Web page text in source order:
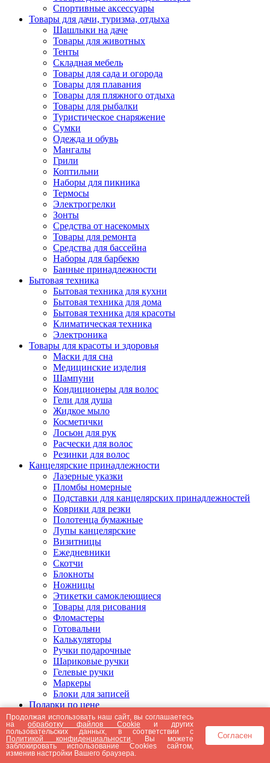
Спортивные аксессуары
Товары для дачи, туризма, отдыха
Шашлыки на даче
Товары для животных
Тенты
Складная мебель
Товары для сада и огорода
Товары для плавания
Товары для пляжного отдыха
Товары для рыбалки
Туристическое снаряжение
Сумки
Одежда и обувь
Мангалы
Грили
Коптильни
Наборы для пикника
Термосы
Электрогрелки
Зонты
Средства от насекомых
Товары для ремонта
Средства для бассейна
Наборы для барбекю
Банные принадлежности
Бытовая техника
Бытовая техника для кухни
Бытовая техника для дома
Бытовая техника для красоты
Климатическая техника
Электроника
Товары для красоты и здоровья
Маски для сна
Медицинские изделия
Шампуни
Кондиционеры для волос
Гели для душа
Жидкое мыло
Косметички
Лосьон для рук
Расчески для волос
Резинки для волос
Канцелярские принадлежности
Лазерные указки
Пломбы номерные
Подставки для канцелярских принадлежностей
Коврики для резки
Полотенца бумажные
Лупы канцелярские
Визитницы
Ежедневники
Скотчи
Блокноты
Ножницы
Этикетки самоклеющиеся
Товары для рисования
Фломастеры
Готовальни
Калькуляторы
Ручки подарочные
Шариковые ручки
Гелевые ручки
Маркеры
Блоки для записей
Подарки по цене
Подарки от 5000 рублей
Подарки до 5000 рублей
Подарки до 3000 рублей
Подарки до 2000 рублей
Подарки до 1000 рублей
Продолжая использовать наш сайт, вы соглашаетесь
наобработку файлов Cookie и других
пользовательских данных, в соответствии с
Политикой конфиденциальности . Вы можете
заблокировать использование Cookies сайтом,
изменив настройки Вашего браузера.
Согласен